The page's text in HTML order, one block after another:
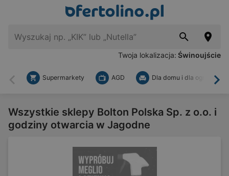
Twoja lokalizacja: Świnoujście
Wstecz
Supermarkety AGD Dla domu i dla ogrodu
Wszystkie sklepy Bolton Polska Sp. z o.o. i
godziny otwarcia w Jagodne